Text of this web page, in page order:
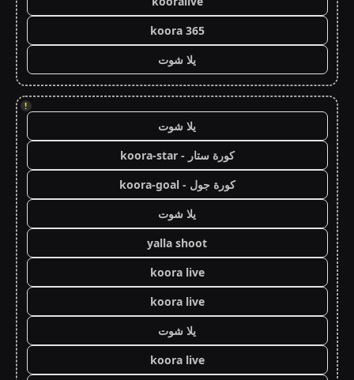
koora 365
يلا شوت
!
يلا شوت
كورة ستار - koora-star
كورة جول - koora-goal
يلا شوت
yalla shoot
koora live
koora live
يلا شوت
koora live